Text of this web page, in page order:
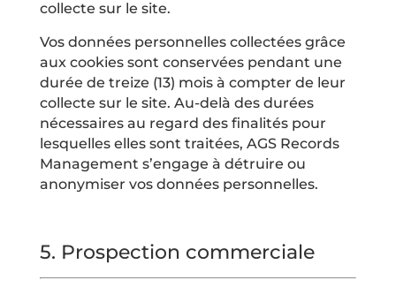
collecte sur le site.
Vos données personnelles collectées grâce
aux cookies sont conservées pendant une
durée de treize (13) mois à compter de leur
collecte sur le site. Au-delà des durées
nécessaires au regard des finalités pour
lesquelles elles sont traitées, AGS Records
Management s’engage à détruire ou
anonymiser vos données personnelles.
5. Prospection commerciale